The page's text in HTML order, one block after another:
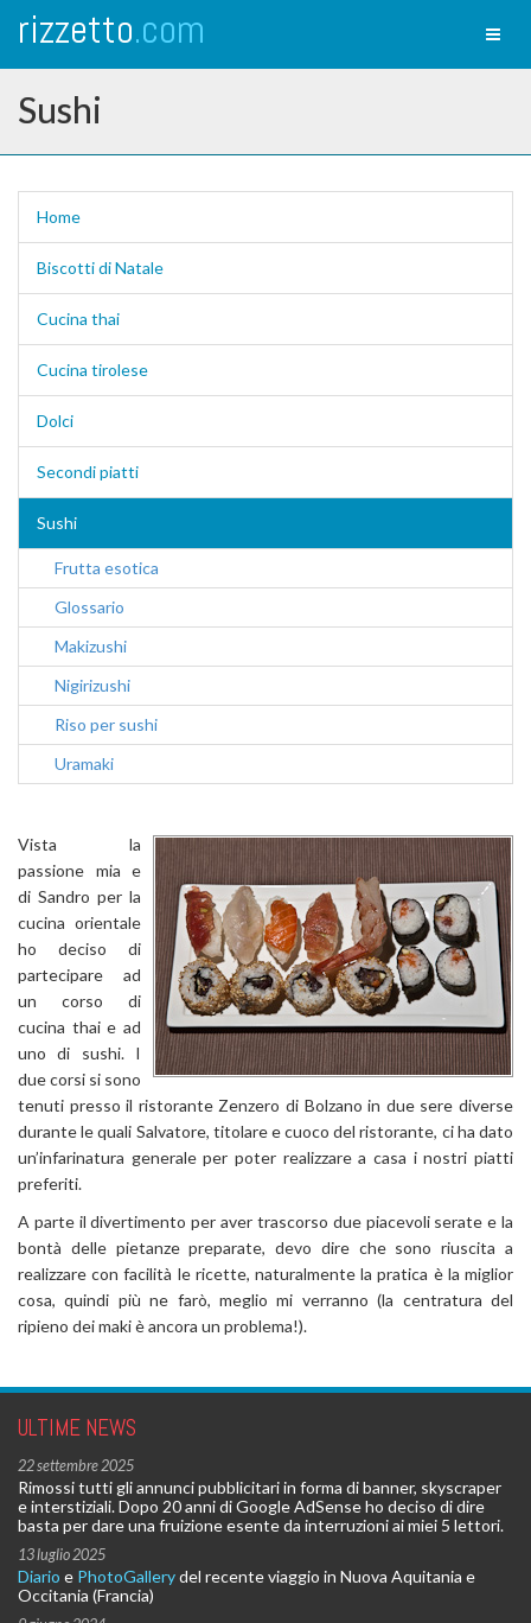
rizzetto.com
Sushi
Home
Biscotti di Natale
Cucina thai
Cucina tirolese
Dolci
Secondi piatti
Sushi
Frutta esotica
Glossario
Makizushi
Nigirizushi
Riso per sushi
Uramaki
Vista la
passione mia e
di Sandro per la
cucina orientale
ho deciso di
partecipare ad
un corso di
cucina thai e ad
uno di sushi. I
due corsi si sono
tenuti presso il ristorante Zenzero di Bolzano in due sere diverse
durante le quali Salvatore, titolare e cuoco del ristorante, ci ha dato
un’infarinatura generale per poter realizzare a casa i nostri piatti
preferiti.
A parte il divertimento per aver trascorso due piacevoli serate e la
bontà delle pietanze preparate, devo dire che sono riuscita a
realizzare con facilità le ricette, naturalmente la pratica è la miglior
cosa, quindi più ne farò, meglio mi verranno (la centratura del
ripieno dei maki è ancora un problema!).
ULTIME NEWS
22 settembre 2025
Rimossi tutti gli annunci pubblicitari in forma di banner, skyscraper
e interstiziali. Dopo 20 anni di Google AdSense ho deciso di dire
basta per dare una fruizione esente da interruzioni ai miei 5 lettori.
13 luglio 2025
Diario e PhotoGallerydel recente viaggio in Nuova Aquitania e
Occitania (Francia)